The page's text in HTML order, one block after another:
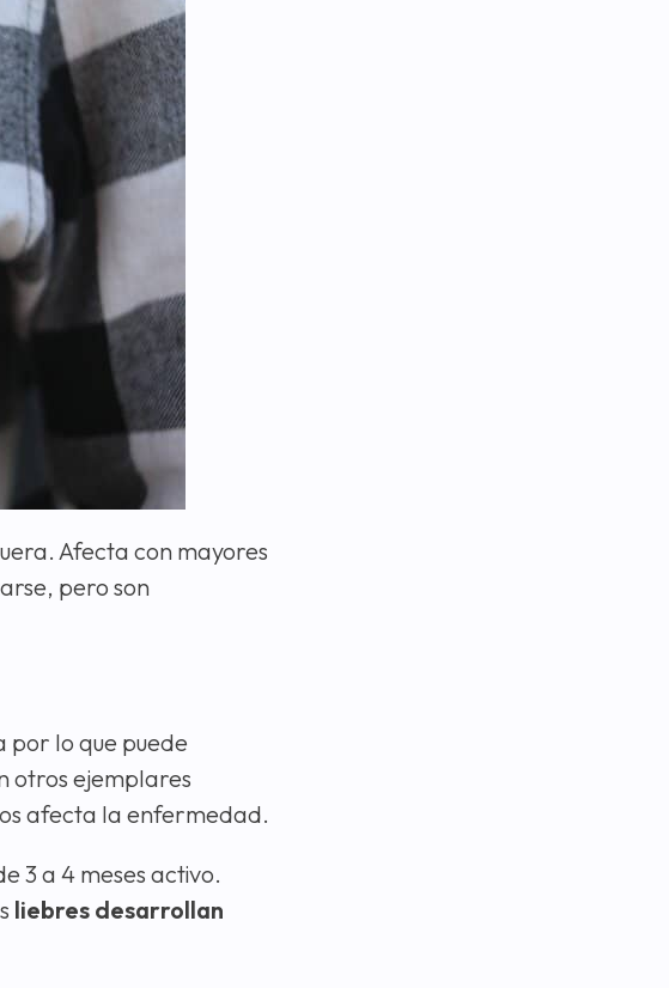
Afecta con mayores
pero son
por lo que puede
otros ejemplares
afecta la enfermedad.
3 a 4 meses activo.
liebres desarrollan